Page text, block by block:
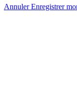
AnnulerEnregistrer